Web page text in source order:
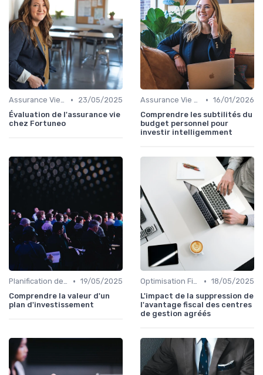
Assurance Vie et Épargne •
23/05/2025
Évaluation de l'assurance vie
chez Fortuneo
Assurance Vie et Épargne • 16/01/2026
Comprendre les subtilités du
budget personnel pour
investir intelligemment
Planification de la Retraite • 19/05/2025
Comprendre la valeur d'un
plan d'investissement
Optimisation Fiscale • 18/05/2025
L'impact de la suppression de
l'avantage fiscal des centres
de gestion agréés